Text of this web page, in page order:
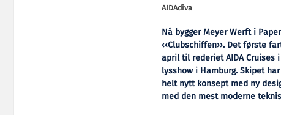
AIDAdiva
Nå bygger Meyer Werft i
‹‹Clubschiffen››. Det første
april til rederiet AIDA Cruises
lysshow i Hamburg. Skipet
helt nytt konsept med ny
med den mest moderne